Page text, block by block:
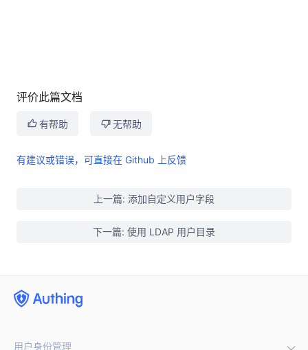
评价此篇文档
有帮助 无帮助
有建议或错误，可直接在 Github 上反馈
上一篇: 添加自定义用户字段
下一篇: 使用 LDAP 用户目录
用户身份管理